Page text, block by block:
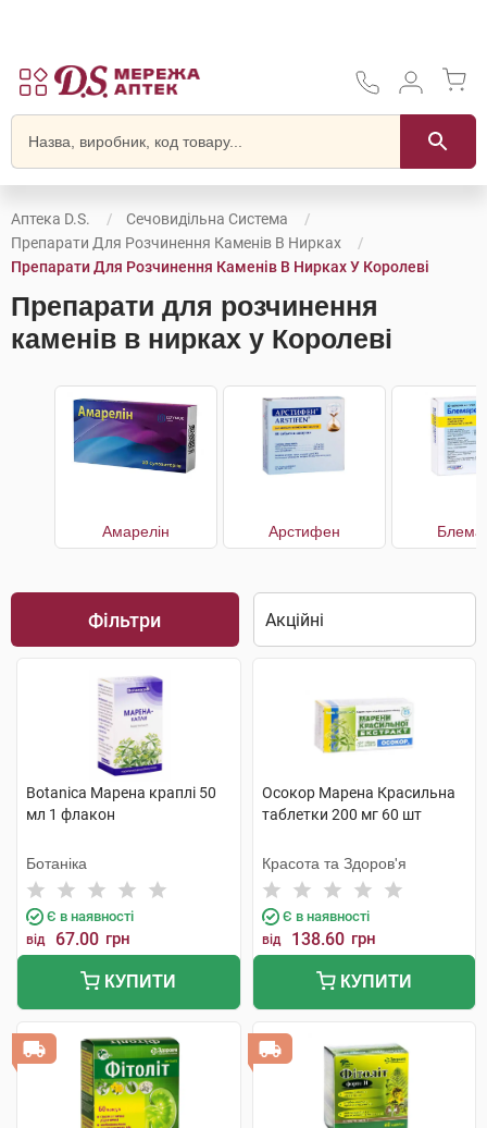
Аптека D.S.
Сечовидільна Система
Препарати Для Розчинення Каменів В Нирках
Препарати Для Розчинення Каменів В Нирках У Королеві
Препарати для розчинення
каменів в нирках у Королеві
Амарелін Арстифен
Фільтри
Botanica Марена краплі 50
мл 1 флакон
Ботаніка
Є в наявності
від 67.00 грн
КУПИТИ
Осокор Марена Красильна
таблетки 200 мг 60 шт
Красота та Здоров'я
Є в наявності
від 138.60 грн
КУПИТИ